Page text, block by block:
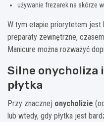
używanie frezarek na skórze
W tym etapie priorytetem jest
preparaty zewnętrzne,
Manicure można rozważyć
Silne onycholiza
płytka
Przy znacznej onycholizie
lub wtedy, gdy płytka jest